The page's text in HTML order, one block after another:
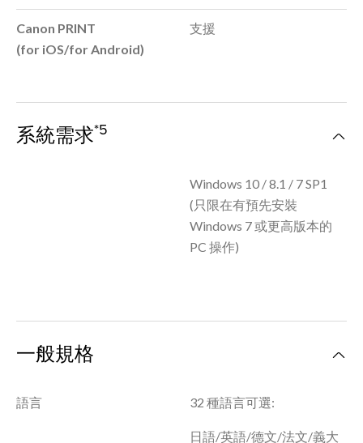
Canon PRINT
(for iOS/for Android)
支援
系統需求*5
Windows 10 / 8.1 / 7 SP1
(只限在有預先安裝
Windows 7 或更高版本的
PC 操作)
一般規格
語言 32 種語言可選:
日語/英語/德文/法文/義大